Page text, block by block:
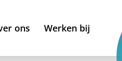
ons Werken bij